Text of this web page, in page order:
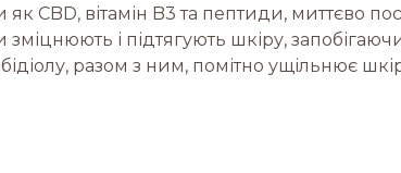
CBD, вітамін B3 та пептиди, миттєво
і підтягують шкіру,
разом з ним, помітно ущільнює